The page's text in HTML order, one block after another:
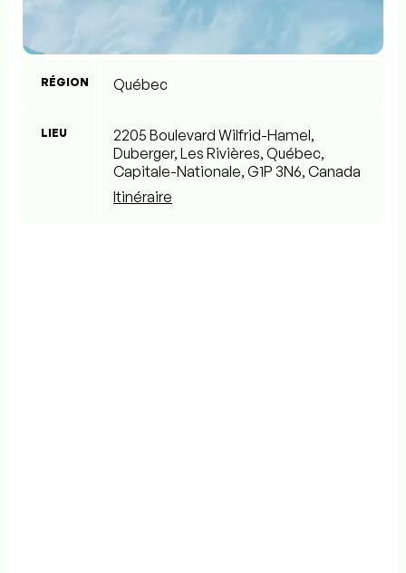
RÉGION Québec
LIEU
2205 Boulevard Wilfrid-Hamel,
Duberger, Les Rivières, Québec,
Capitale-Nationale, G1P 3N6, Canada
Itinéraire